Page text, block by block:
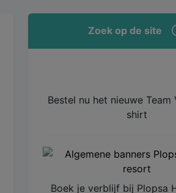
Zoek op de site
Bestel nu het nieuwe Team
shirt
Boek je verblijf bij Plopsa